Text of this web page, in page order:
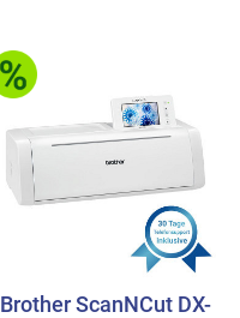
Brother ScanNCut DX-